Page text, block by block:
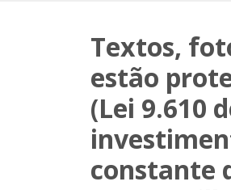
Textos,
estão
(Lei 9.610
constante